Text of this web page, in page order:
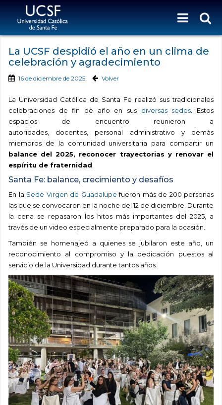
La UCSF despidió el año en un clima de
celebración y agradecimiento
16 de diciembre de 2025 Volver
La Universidad Católica de Santa Fe realizó sus tradicionales
celebraciones de fin de año en sus diversas sedes . Estos
espacios de encuentro reunieron a
autoridades, docentes, personal administrativo y demás
miembros de la comunidad universitaria para compartir un
balance del 2025, reconocer trayectorias y renovar el
espíritu de fraternidad
Santa Fe: balance, crecimiento y desafíos
En la Sede Virgen de Guadalupe fueron más de 200 personas
las que se convocaron en la noche del 12 de diciembre. Durante
la cena se repasaron los hitos más importantes del 2025, a
través de un video especialmente preparado para la ocasión.
También se homenajeó a quienes se jubilaron este año, un
reconocimiento al compromiso y la dedicación puestos al
servicio de la Universidad durante tantos años.